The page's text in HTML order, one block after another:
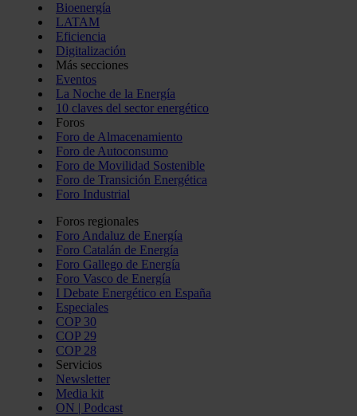
Bioenergía
LATAM
Eficiencia
Digitalización
Más secciones
Eventos
La Noche de la Energía
10 claves del sector energético
Foros
Foro de Almacenamiento
Foro de Autoconsumo
Foro de Movilidad Sostenible
Foro de Transición Energética
Foro Industrial
Foros regionales
Foro Andaluz de Energía
Foro Catalán de Energía
Foro Gallego de Energía
Foro Vasco de Energía
I Debate Energético en España
Especiales
COP 30
COP 29
COP 28
Servicios
Newsletter
Media kit
ON | Podcast